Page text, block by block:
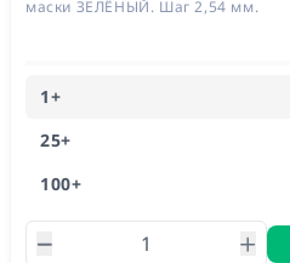
маски ЗЕЛЁНЫЙ. Шаг 2,54 мм.
1+
25+
100+